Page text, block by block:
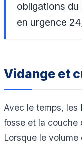
obligations du
en urgence
Vidange et
Avec le temps, les
fosse et la couche
Lorsque le volume